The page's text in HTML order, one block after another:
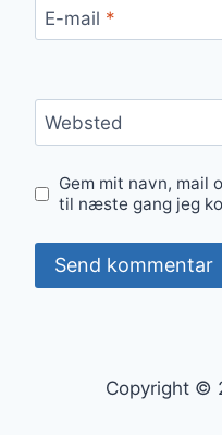
E-mail *
Websted
Gem mit navn, mail
til næste gang jeg
Copyright ©